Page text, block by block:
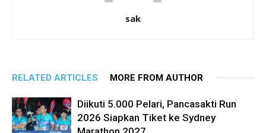
sak
RELATED ARTICLES MORE FROM AUTHOR
Diikuti 5.000 Pelari, Pancasakti Run
2026 Siapkan Tiket ke Sydney